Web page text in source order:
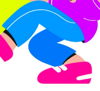
27 465